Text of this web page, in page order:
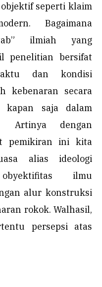
seperti klaim
Bagaimana
ilmiah yang
penelitian bersifat
dan kondisi
kebenaran secara
kapan saja dalam
dengan
pemikiran ini kita
alias ideologi
ilmu
alur konstruksi
rokok. Walhasil,
persepsi atas